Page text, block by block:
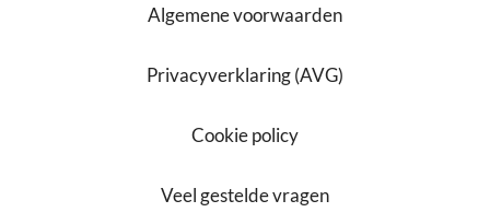
Algemene voorwaarden
Privacyverklaring (AVG)
Cookie policy
Veel gestelde vragen